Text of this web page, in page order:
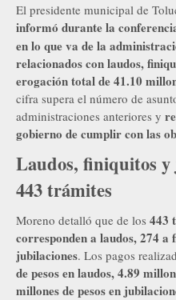
El presidente municipal de
informó durante la
en lo que va de la
relacionados con laudos,
erogación total de 41.10
cifra supera el número de
administraciones anteriores y
gobierno de cumplir con las
Laudos, finiquitos
443 trámites
Moreno detalló que de los 443
corresponden a laudos, 274
jubilaciones. Los pagos
de pesos en laudos, 4.89
millones de pesos en